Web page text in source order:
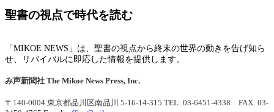
聖書の視点で時代を読む
「MIKOE NEWS」は、聖書の視点から終末の世界の動きを告げ知ら
せ、リバイバルに即応した情報を提供します。
み声新聞社 The Mikoe News Press, Inc.
〒140-0004 東京都品川区南品川 5-16-14-315 TEL: 03-6451-4338 FAX: 03-